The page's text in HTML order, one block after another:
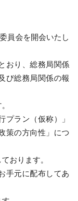
員会を開会いたし
おり、総務局関係
び総務局関係の報
ラン（仮称）」
策の方向性」につ
おります。
手元に配布してあ